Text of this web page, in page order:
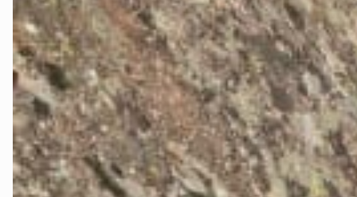
Oslo Vest
Vestby-